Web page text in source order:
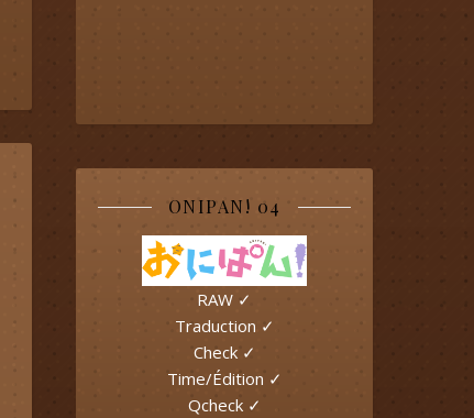
ONIPAN! 04
RAW ✓
Traduction ✓
Check ✓
Time/Édition ✓
Qcheck ✓